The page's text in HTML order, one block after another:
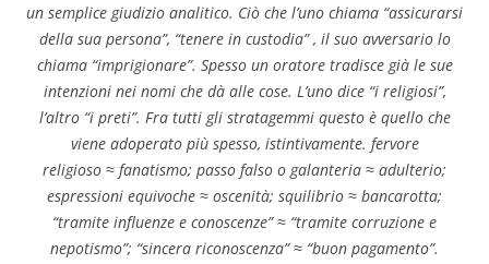
un semplice giudizio analitico. Ciò che l’uno chiama “assicurarsi
della sua persona”, “tenere in custodia” , il suo avversario lo
chiama “imprigionare”. Spesso un oratore tradisce già le sue
intenzioni nei nomi che dà alle cose. L’uno dice “i religiosi”,
l’altro “i preti”. Fra tutti gli stratagemmi questo è quello che
viene adoperato più spesso, istintivamente. fervore
religioso ≈ fanatismo; passo falso o galanteria ≈ adulterio;
espressioni equivoche ≈ oscenità; squilibrio ≈ bancarotta;
“tramite influenze e conoscenze” ≈ “tramite corruzione e
nepotismo”; “sincera riconoscenza” ≈ “buon pagamento”.